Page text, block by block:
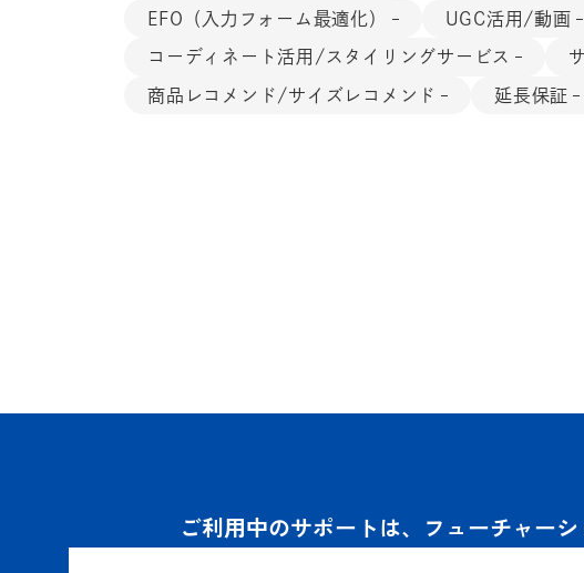
EFO（入力フォーム最適化） UGC活用/動画
コーディネート活用/スタイリングサービス
商品レコメンド/サイズレコメンド 延長保証
ご利用中のサポートは、フューチャー